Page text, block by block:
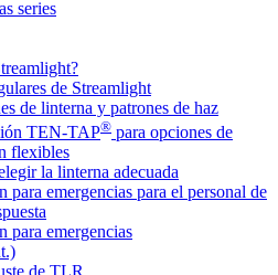
series
de Streamlight
de linterna y patrones de haz
TEN-TAP® para opciones de
flexibles
la linterna adecuada
para emergencias para el personal de
para emergencias
de TLR